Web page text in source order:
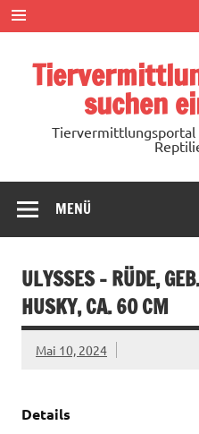
Zum
Inhalt
springen
suchen
Tiervermittlungsportal
MENÜ
ULYSSES – RÜDE,
HUSKY, CA. 60 CM
Mai 10, 2024
Details